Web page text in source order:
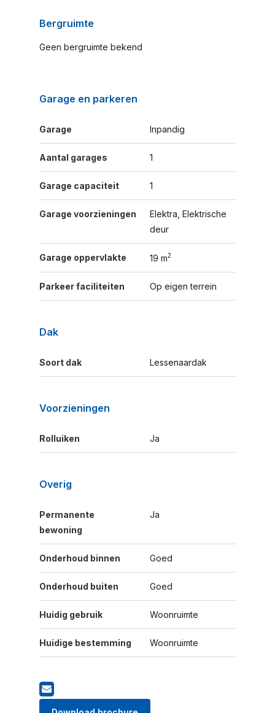
Bergruimte
Geen bergruimte bekend
Garage en parkeren
Garage Inpandig
Aantal garages 1
Garage capaciteit 1
Garage voorzieningen
Elektra, Elektrische
deur
Garage oppervlakte 19 m2
Parkeer faciliteiten Op eigen terrein
Dak
Soort dak Lessenaardak
Voorzieningen
Rolluiken Ja
Overig
Permanente
bewoning
Ja
Onderhoud binnen Goed
Onderhoud buiten Goed
Huidig gebruik Woonruimte
Huidige bestemming Woonruimte